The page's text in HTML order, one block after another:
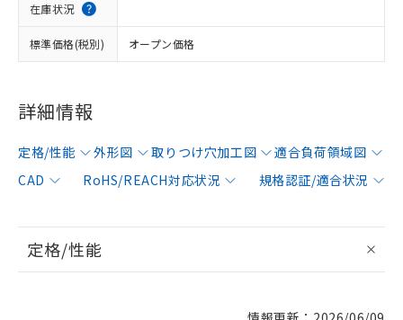
在庫状況
標準価格(税別) オープン価格
詳細情報
定格/性能 外形図 取りつけ穴加工図
適合負荷領域図
CAD
RoHS/REACH対応状況 規格認証/適合状況
定格/性能